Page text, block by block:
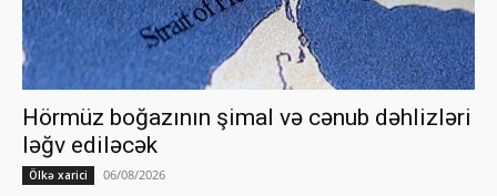
Hörmüz boğazının şimal və cənub dəhlizləri
ləğv ediləcək
Ölkə xarici 06/08/2026